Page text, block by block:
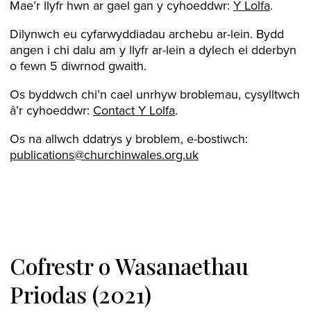
Mae’r llyfr hwn ar gael gan y cyhoeddwr: Y Lolfa.
Dilynwch eu cyfarwyddiadau archebu ar-lein. Bydd
angen i chi dalu am y llyfr ar-lein a dylech ei dderbyn
o fewn 5 diwrnod gwaith.
Os byddwch chi’n cael unrhyw broblemau, cysylltwch
â’r cyhoeddwr: Contact Y Lolfa.
Os na allwch ddatrys y broblem, e-bostiwch:
publications@churchinwales.org.uk
Cofrestr o Wasanaethau
Priodas (2021)